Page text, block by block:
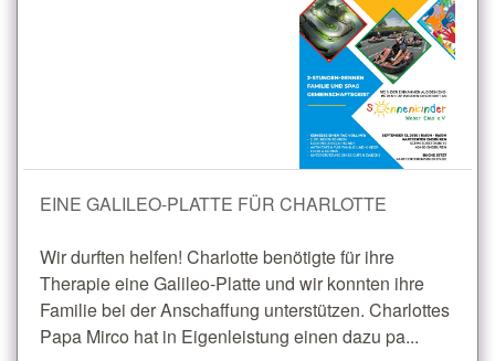
EINE GALILEO-PLATTE FÜR CHARLOTTE
Wir durften helfen! Charlotte benötigte für ihre
Therapie eine Galileo-Platte und wir konnten ihre
Familie bei der Anschaffung unterstützen. Charlottes
Papa Mirco hat in Eigenleistung einen dazu pa...